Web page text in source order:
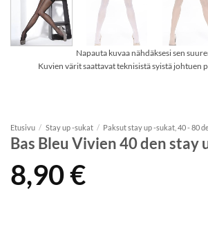
Napauta kuvaa nähdäksesi sen
Kuvien värit saattavat teknisistä syistä johtuen
Etusivu / Stay up -sukat / Paksut stay up -sukat, 40 - 80
Bas Bleu Vivien 40 den stay
8,90€